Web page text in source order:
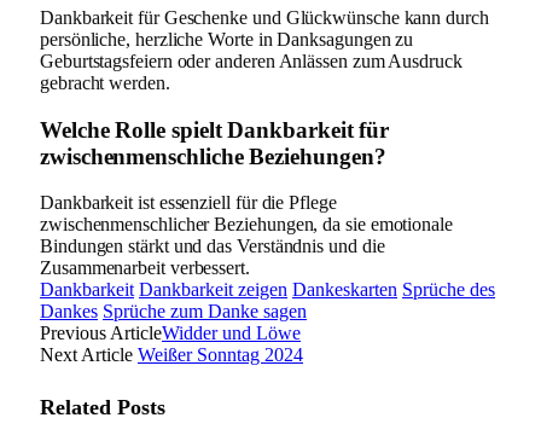
Dankbarkeit für Geschenke und Glückwünsche kann durch
persönliche, herzliche Worte in Danksagungen zu
Geburtstagsfeiern oder anderen Anlässen zum Ausdruck
gebracht werden.
Welche Rolle spielt Dankbarkeit für
zwischenmenschliche Beziehungen?
Dankbarkeit ist essenziell für die Pflege
zwischenmenschlicher Beziehungen, da sie emotionale
Bindungen stärkt und das Verständnis und die
Zusammenarbeit verbessert.
Dankbarkeit Dankbarkeit zeigen Dankeskarten Sprüche des
Dankes Sprüche zum Danke sagen
Previous ArticleWidder und Löwe
Next Article Weißer Sonntag 2024
Related Posts